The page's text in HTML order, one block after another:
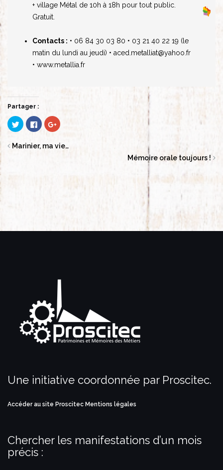
+ village Métal de 10h à 18h pour tout public.
Gratuit.
Contacts : • 06 84 30 03 80 • 03 21 40 22 19 (le
matin du lundi au jeudi) • aced.metalliat@yahoo.fr
• www.metallia.fr
Partager :
Cliquez
pour
partager
Twitter(ouvre
Cliquez
pour
partager
Facebook(ouvre
dans
Cliquez
pour
Google+
Marinier, ma vie…
Mémoire orale toujours !
Une initiative coordonnée par Proscitec.
Accéder au site Proscitec Mentions légales
Chercher les manifestations d’un mois
précis :